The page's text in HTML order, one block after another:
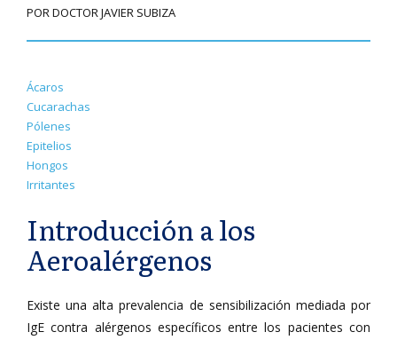
POR DOCTOR JAVIER SUBIZA
Ácaros
Cucarachas
Pólenes
Epitelios
Hongos
Irritantes
Introducción a los
Aeroalérgenos
Existe una alta prevalencia de sensibilización mediada por
IgE contra alérgenos específicos entre los pacientes con